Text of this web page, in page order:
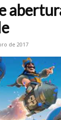
de 2017